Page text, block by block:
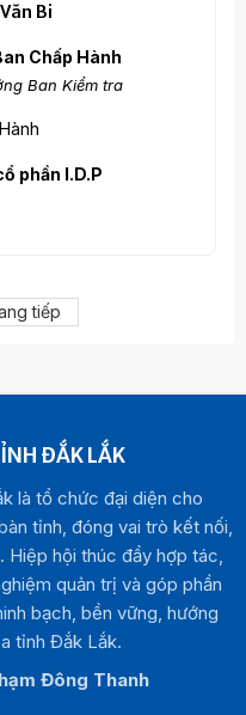
Bi
Chấp Hành
Ban Kiểm tra
phần I.D.P
tiếp
ĐẮK LẮK
là tổ chức đại diện cho
tỉnh, đóng vai trò kết nối,
Hiệp hội thúc đẩy hợp tác,
quản trị và góp phần
bạch, bền vững, hướng
tỉnh Đắk Lắk.
Đông Thanh